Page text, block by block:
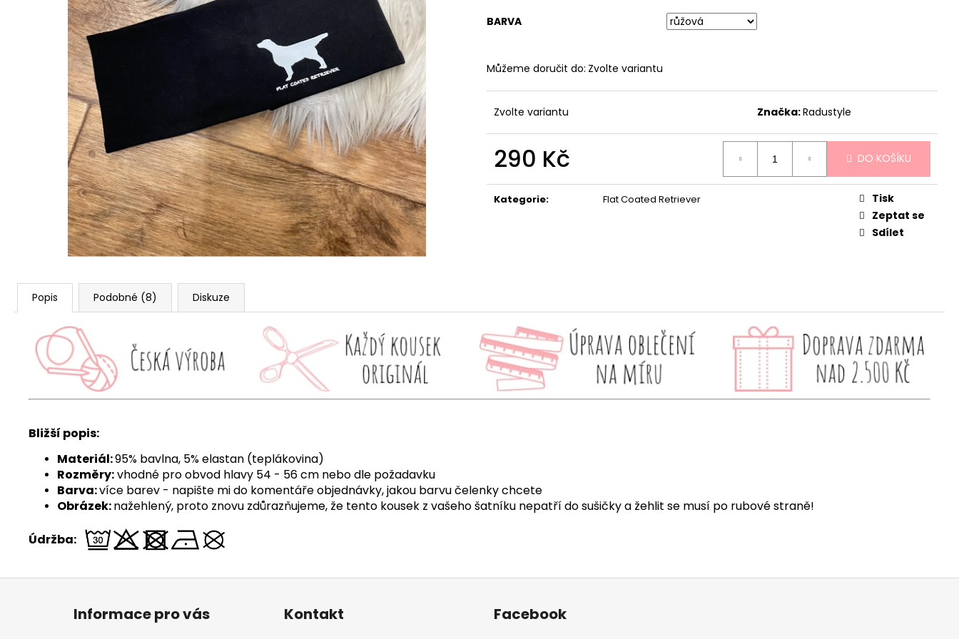
BARVA
Můžeme doručit do: Zvolte variantu
Zvolte variantu Značka:Radustyle
290 Kč
cena:
DO KOŠÍKU
Kategorie: Flat Coated Retriever
Tisk
Zeptat se
Sdílet
Popis Podobné (8) Diskuze
Bližší popis:
Materiál:95% bavlna, 5% elastan (teplákovina)
Rozměry:vhodné pro obvod hlavy 54 - 56 cm nebo dle požadavku
Barva:více barev - napište mi do komentáře objednávky, jakou barvu čelenky chcete
Obrázek:nažehlený, proto znovu zdůrazňujeme, že tento kousek z vašeho šatníku nepatří do sušičky a žehlit se musí po rubové straně!
Údržba:
1 590 Kč
Z
Informace pro vás Kontakt Facebook